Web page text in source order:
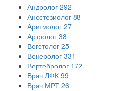
Андролог 292
Анестезиолог 88
Аритмолог 27
Артролог 38
Вегетолог 25
Венеролог 331
Вертебролог 172
Врач ЛФК 99
Врач МРТ 26